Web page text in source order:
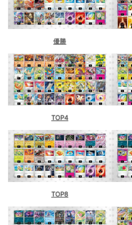
優勝
TOP4
TOP8